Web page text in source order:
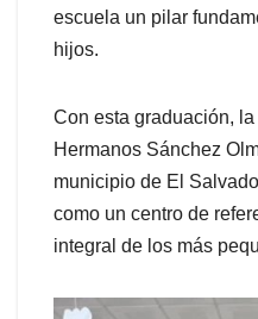
escuela un pilar
hijos.
Con esta graduación,
Hermanos Sánchez
municipio de El
como un centro de
integral de los más